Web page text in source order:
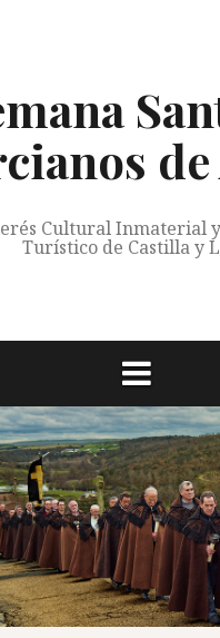
Cultural Inmaterial
Turístico de Castilla y